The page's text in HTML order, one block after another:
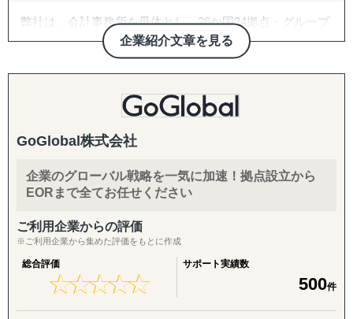
『ビザスル｜海外ビザ取得サポート』
↳ 就労ビザ・長期滞在ビザなど、進出・移住に必要なビザ
取得を現地連携でサポート
------------------------------------
◆以下は個別施策として各専門家チームが対応します。
目的：海外現地を理解し、事業の成功可能性を高める
↳ 市場概況・規制調査
↳ 競合調査
↳ 企業信用調査
『集客活動チーム』
企業紹介文章を見る
弊社は、会計事務所を母体とし、26か国34拠点・グループ
従業員357名のグローバルコンサルティングファームで
2007年に日本の会計事務所として初めてインドに進出し、
翌年ASEAN一帯、中南米等にも展開。
ございます。
また、自社拠点を持たない国についても、現地パートナ
ー・提携専門家とのネットワークを通じて、世界どこでも
海外進出のご相談・市場調査から、現地法人設立、海外子
会社管理、クロスボーダーM&A、事業戦略再構築、撤退ま
で、国際ビジネスのすべてのフェーズをワンストップでサ
GoGlobal株式会社
企業のグローバル戦略を一気に加速！拠点設立から
EORまで全てお任せください
ご利用企業からの評価
※ご利用企業から集めた評価をもとに作成
総合評価
★★★★★
★★★★★
サポート実績数
500件